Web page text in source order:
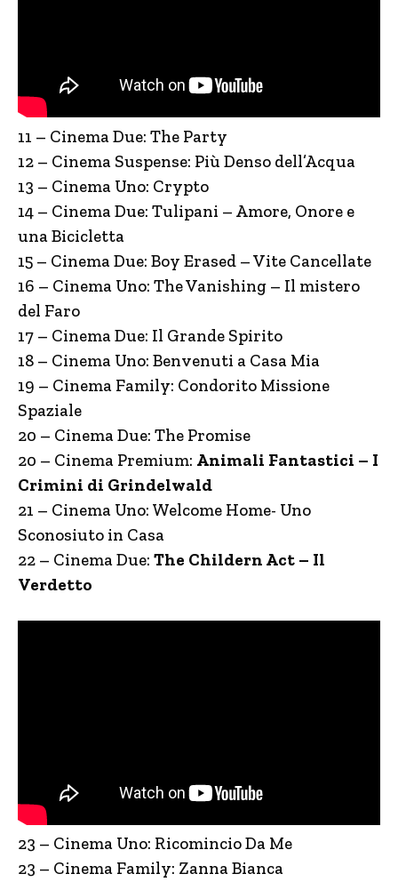
11 – Cinema Due: The Party
12 – Cinema Suspense: Più Denso dell’Acqua
13 – Cinema Uno: Crypto
14 – Cinema Due: Tulipani – Amore, Onore e
una Bicicletta
15 – Cinema Due: Boy Erased – Vite Cancellate
16 – Cinema Uno: The Vanishing – Il mistero
del Faro
17 – Cinema Due: Il Grande Spirito
18 – Cinema Uno: Benvenuti a Casa Mia
19 – Cinema Family: Condorito Missione
Spaziale
20 – Cinema Due: The Promise
20 – Cinema Premium: Animali Fantastici – I
Crimini di Grindelwald
21 – Cinema Uno: Welcome Home- Uno
Sconosiuto in Casa
22 – Cinema Due: The Childern Act – Il
Verdetto
23 – Cinema Uno: Ricomincio Da Me
23 – Cinema Family: Zanna Bianca